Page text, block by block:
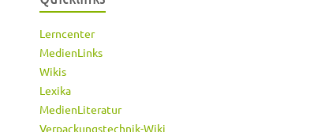
Lerncenter
MedienLinks
Wikis
Lexika
MedienLiteratur
Verpackungstechnik-Wiki